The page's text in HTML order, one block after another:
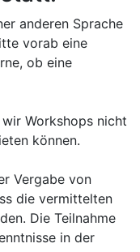
anderen Sprache
vorab eine
ob eine
Workshops nicht
können.
Vergabe von
die vermittelten
Die Teilnahme
in der